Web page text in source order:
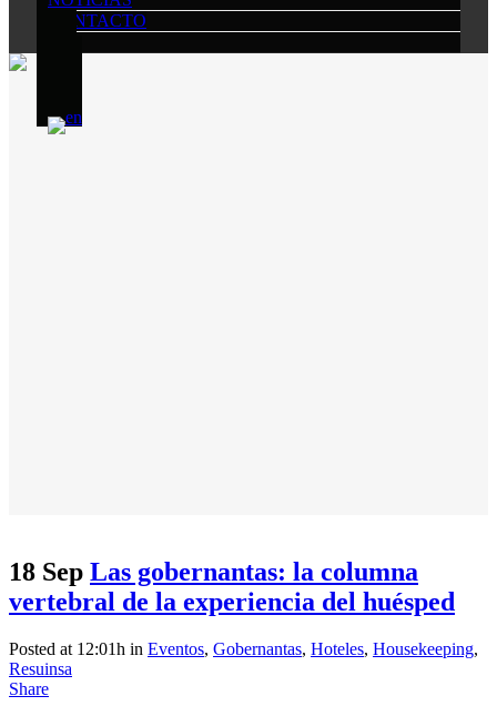
CONTACTO
18 Sep Las gobernantas: la columna
vertebral de la experiencia del huésped
Posted at 12:01h in Eventos, Gobernantas, Hoteles, Housekeeping,
Resuinsa
Share